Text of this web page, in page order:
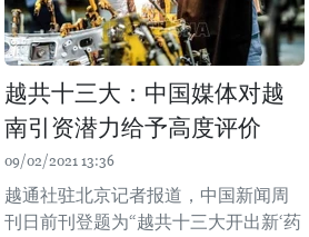
越共十三大：中国媒体对越
南引资潜力给予高度评价
09/02/2021 13:36
越通社驻北京记者报道，中国新闻周
刊日前刊登题为“越共十三大开出新‘药